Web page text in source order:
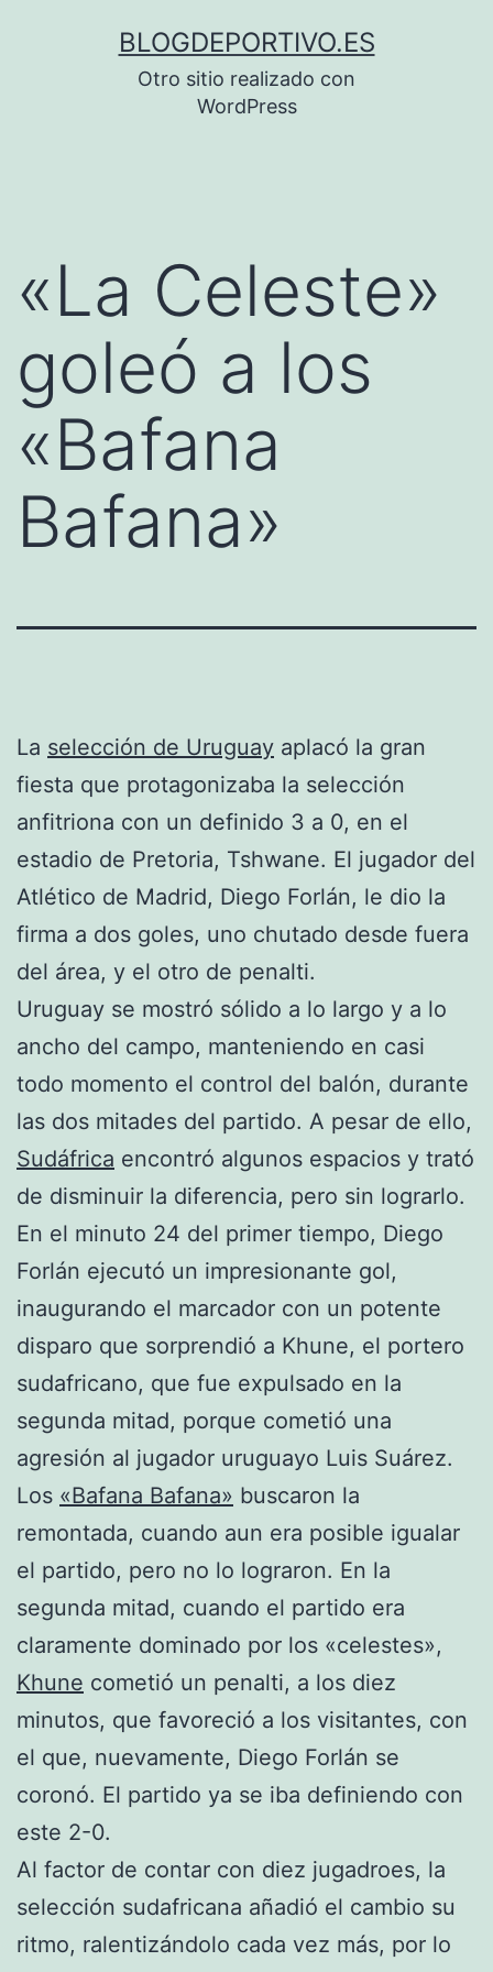
BLOGDEPORTIVO.ES
Otro sitio realizado con
WordPress
«La Celeste»
goleó a los
«Bafana
Bafana»
La selección de Uruguay aplacó la gran
fiesta que protagonizaba la selección
anfitriona con un definido 3 a 0, en el
estadio de Pretoria, Tshwane. El jugador del
Atlético de Madrid, Diego Forlán, le dio la
firma a dos goles, uno chutado desde fuera
del área, y el otro de penalti.
Uruguay se mostró sólido a lo largo y a lo
ancho del campo, manteniendo en casi
todo momento el control del balón, durante
las dos mitades del partido. A pesar de ello,
Sudáfrica encontró algunos espacios y trató
de disminuir la diferencia, pero sin lograrlo.
En el minuto 24 del primer tiempo, Diego
Forlán ejecutó un impresionante gol,
inaugurando el marcador con un potente
disparo que sorprendió a Khune, el portero
sudafricano, que fue expulsado en la
segunda mitad, porque cometió una
agresión al jugador uruguayo Luis Suárez.
Los «Bafana Bafana» buscaron la
remontada, cuando aun era posible igualar
el partido, pero no lo lograron. En la
segunda mitad, cuando el partido era
claramente dominado por los «celestes»,
Khune cometió un penalti, a los diez
minutos, que favoreció a los visitantes, con
el que, nuevamente, Diego Forlán se
coronó. El partido ya se iba definiendo con
este 2-0.
Al factor de contar con diez jugadroes, la
selección sudafricana añadió el cambio su
ritmo, ralentizándolo cada vez más, por lo